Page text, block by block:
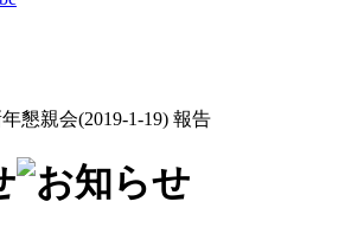
懇親会(2019-1-19) 報告